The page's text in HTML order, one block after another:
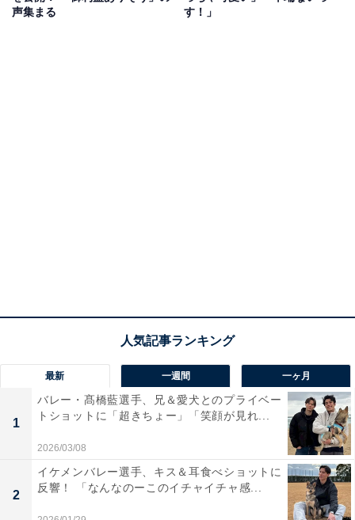
声集まる
す！」
最新 一週間 一ヶ月
1
バレー・髙橋藍選手、兄＆愛犬とのプライベー
トショットに「超きちょー」「笑顔が見れ...
2026/03/08
2
イケメンバレー選手、キス＆耳食べショットに
反響！ 「なんなのーこのイチャイチャ感...